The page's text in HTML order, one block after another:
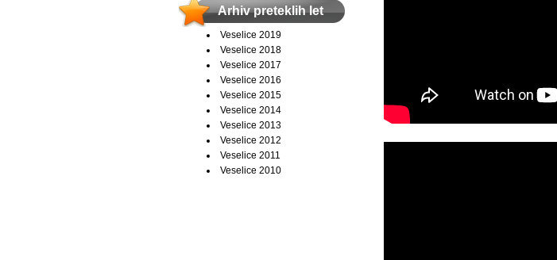
Arhiv preteklih let
Veselice 2019
Veselice 2018
Veselice 2017
Veselice 2016
Veselice 2015
Veselice 2014
Veselice 2013
Veselice 2012
Veselice 2011
Veselice 2010